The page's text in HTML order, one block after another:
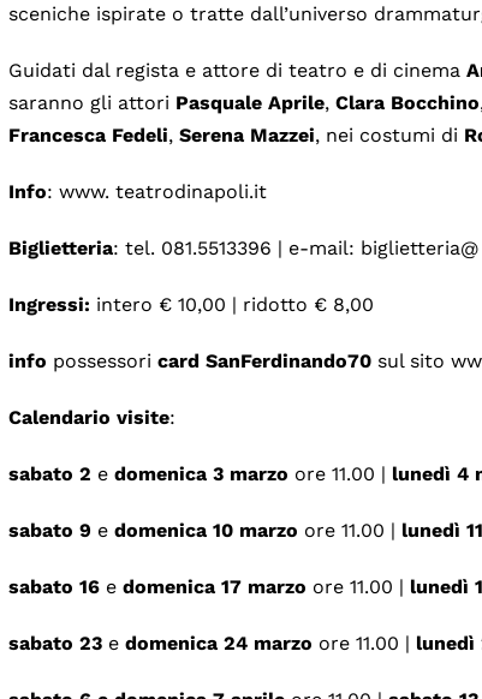
sceniche ispirate o tratte dall’universo
Guidati dal regista e attore di teatro e di cinema
saranno gli attori Pasquale Aprile,Clara Bocchino
Francesca Fedeli,Serena Mazzei, nei costumi di
Info: www. teatrodinapoli.it
Biglietteria: tel. 081.5513396 | e-mail:
Ingressi: intero € 10,00 | ridotto € 8,00
info possessoricard SanFerdinando70 sul sito
Calendario visite:
sabato 2 edomenica 3 marzo ore 11.00 | lunedì 4
sabato 9 edomenica 10 marzo ore 11.00 | lunedì
sabato 16 edomenica 17 marzo ore 11.00 | lunedì
sabato 23 edomenica 24 marzo ore 11.00 | lunedì